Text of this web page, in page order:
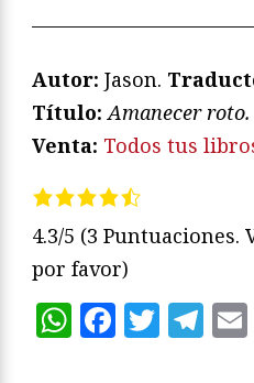
Autor: Jason.
Título: Amanecer roto.
Venta: Todos tus
4.3/5 (3 Puntuaciones.
por favor)
WhatsApp